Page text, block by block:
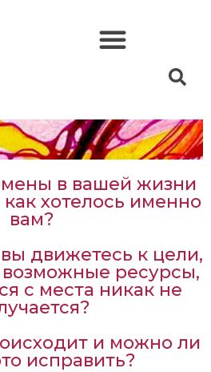
в вашей жизни
как хотелось именно
вам?
движетесь к цели,
возможные ресурсы,
с места никак не
и можно ли
исправить?